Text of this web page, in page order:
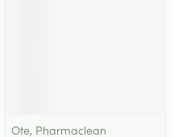
Ote, Pharmaclean